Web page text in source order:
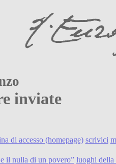
inviate
di accesso (homepage) scrivici
il nulla di un povero” luoghi della